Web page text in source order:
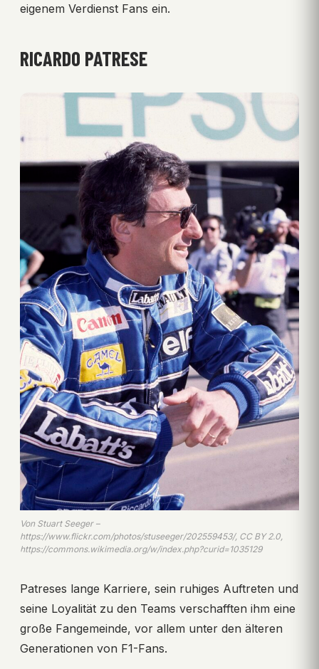
eigenem Verdienst Fans ein.
RICARDO PATRESE
Von Stuart Seeger –
https://www.flickr.com/photos/stuseeger/202559453/, CC BY 2.0,
https://commons.wikimedia.org/w/index.php?curid=1035129
Patreses lange Karriere, sein ruhiges Auftreten und
seine Loyalität zu den Teams verschafften ihm eine
große Fangemeinde, vor allem unter den älteren
Generationen von F1-Fans.